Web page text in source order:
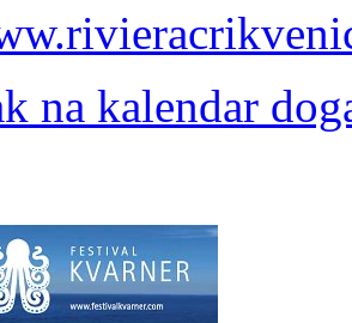
na kalendar